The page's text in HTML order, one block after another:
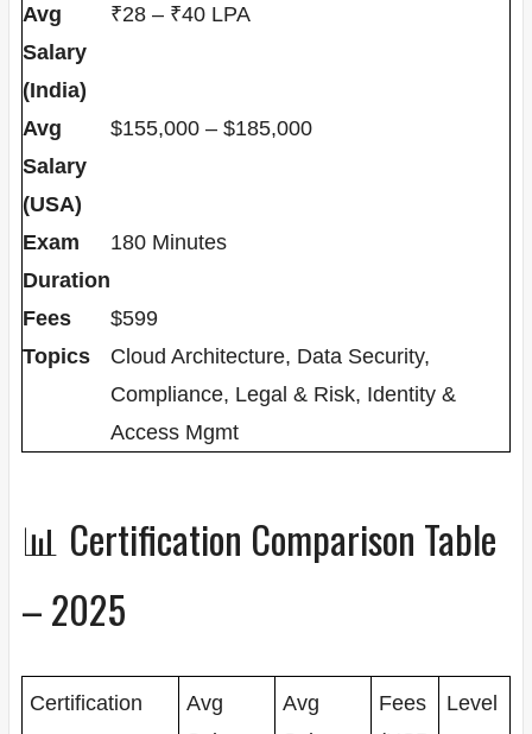
Avg
Salary
(India)
₹28 – ₹40 LPA
Avg
Salary
(USA)
$155,000 – $185,000
Exam
Duration
180 Minutes
Fees
$599
Topics
Cloud Architecture, Data Security,
Compliance, Legal & Risk, Identity &
Access Mgmt
📊 Certification Comparison Table
– 2025
Certification
Avg
Avg
Fees
Level